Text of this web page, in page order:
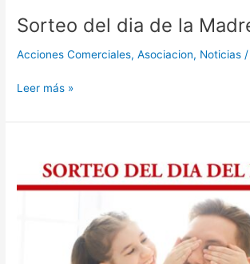
Sorteo del dia de la
Acciones Comerciales,Asociacion, Noticias
Leer más »
día